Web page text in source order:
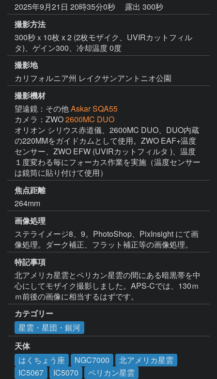
2025年9月21日 20時35分0秒
露出 300秒
撮影方法
300秒ｘ10枚 x 2 (2枚モザイク、UVIRカットフィル
タ)、ゲイン300、冷却温度 0度
撮影地
カリフォルニア州 レイクサンアントニオ公園
撮影機材
望遠鏡：その他Askar SQA55
カメラ：ZWO2600MC DUO
オリオン シリウス赤道儀、2600MC DUO、DUO内蔵
の220MMをガイドカムとして使用。ZWO EAF+温度
センサー、ZWO EFW (UVIRカットフィルタ )、温度
１度変わる毎にフォーカス作業を実施（温度センサー
は鏡筒に貼り付けて使用）
焦点距離
264mm
画像処理
ステライメージ8、9。PhotoShop、PixInsight にて画
像処理。ダーク補正、フラット補正等の画像処理。
特記事項
北アメリカ星雲とペリカン星雲の間にある暗黒帯を中
心にしてモザイク撮影しました。APS-Cでは、130ｍ
ｍ前後の画像に相当するはずです。
カテゴリー
星雲・星団・銀河
天体
はくちょう座
NGC7000
北アメリカ星雲
IC5067
IC5070 ペリカン星雲